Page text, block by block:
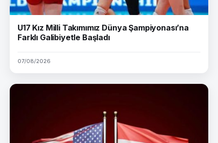
U17 Kız Milli Takımımız Dünya Şampiyonası’na
Farklı Galibiyetle Başladı
07/08/2026